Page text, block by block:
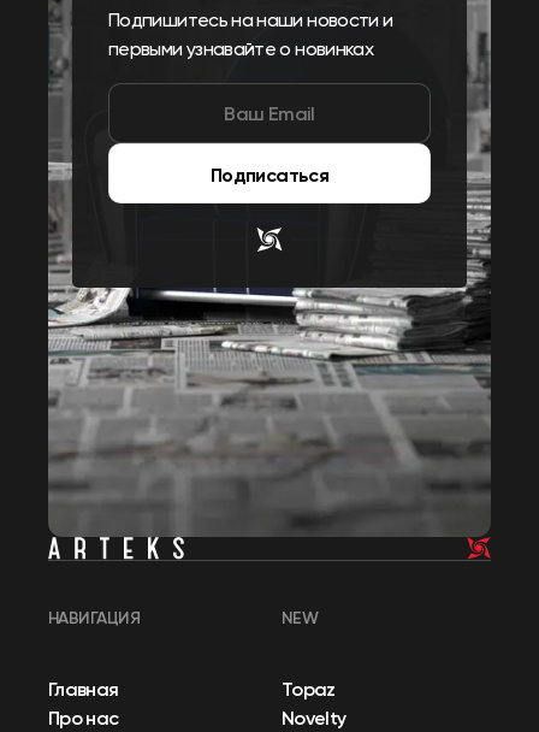
Подпишитесь на наши новости и
первыми узнавайте о новинках
Подписаться
НАВИГАЦИЯ
Главная
Про нас
NEW
Topaz
Novelty